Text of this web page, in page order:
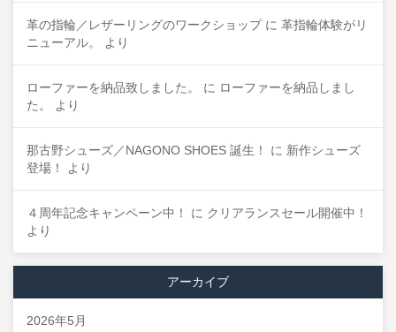
革の指輪／レザーリングのワークショップに 革指輪体験がリ
ニューアル。
より
ローファーを納品致しました。 に ローファーを納品しまし
た。
より
那古野シューズ／NAGONO SHOES 誕生！ に 新作シューズ
登場！
より
４周年記念キャンペーン中！ に クリアランスセール開催中！
より
アーカイブ
2026年5月